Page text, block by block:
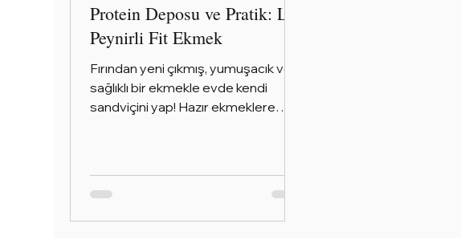
Protein Deposu ve Pratik: Lor
Peynirli Fit Ekmek
Fırından yeni çıkmış, yumuşacık ve
sağlıklı bir ekmekle evde kendi
sandviçini yap! Hazır ekmeklere
öğle sandviçlerine kadar her öğüne
uyum sağlıyor. Lor peyniri ve yulafın